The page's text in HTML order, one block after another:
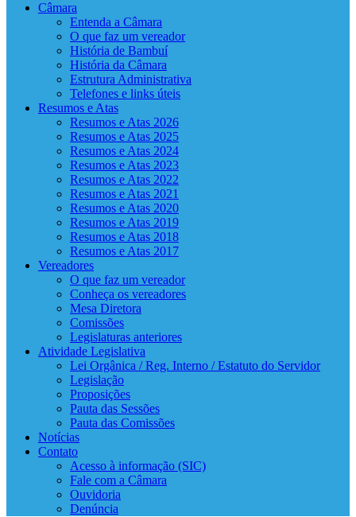
Câmara
Entenda a Câmara
O que faz um vereador
História de Bambuí
História da Câmara
Estrutura Administrativa
Telefones e links úteis
Resumos e Atas
Resumos e Atas 2026
Resumos e Atas 2025
Resumos e Atas 2024
Resumos e Atas 2023
Resumos e Atas 2022
Resumos e Atas 2021
Resumos e Atas 2020
Resumos e Atas 2019
Resumos e Atas 2018
Resumos e Atas 2017
Vereadores
O que faz um vereador
Conheça os vereadores
Mesa Diretora
Comissões
Legislaturas anteriores
Atividade Legislativa
Lei Orgânica / Reg. Interno / Estatuto do Servidor
Legislação
Proposições
Pauta das Sessões
Pauta das Comissões
Notícias
Contato
Acesso à informação (SIC)
Fale com a Câmara
Ouvidoria
Denúncia